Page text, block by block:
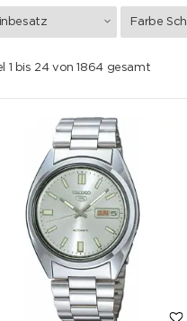
Farbe
1 bis 24 von 1864 gesamt